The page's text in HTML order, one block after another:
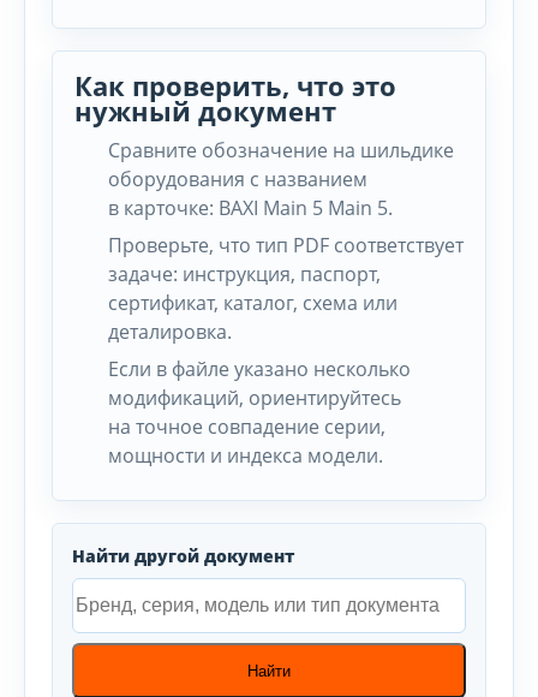
Как проверить, что это
нужный документ
Сравните обозначение на шильдике
оборудования с названием
в карточке: BAXI Main 5 Main 5.
Проверьте, что тип PDF соответствует
задаче: инструкция, паспорт,
сертификат, каталог, схема или
деталировка.
Если в файле указано несколько
модификаций, ориентируйтесь
на точное совпадение серии,
мощности и индекса модели.
Найти другой документ
Найти